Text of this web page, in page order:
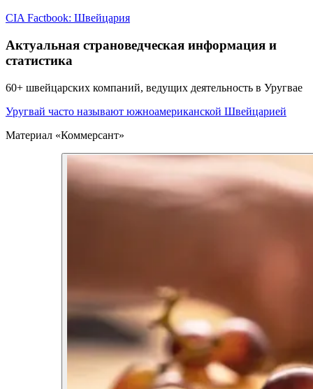
CIA Factbook: Швейцария
Актуальная страноведческая информация и
статистика
60+ швейцарских компаний, ведущих деятельность в Уругвае
Уругвай часто называют южноамериканской Швейцарией
Материал «Коммерсант»